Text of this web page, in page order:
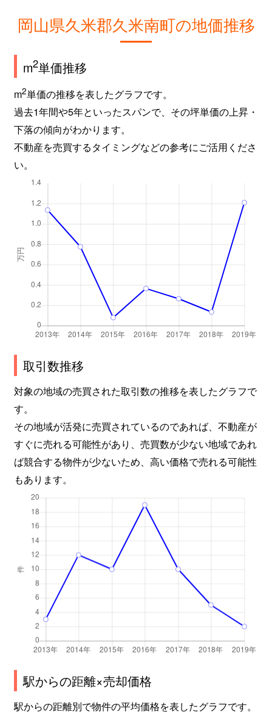
岡山県久米郡久米南町の地価推移
m2単価推移
m2単価の推移を表したグラフです。
過去1年間や5年といったスパンで、その坪単価の上昇・
下落の傾向がわかります。
不動産を売買するタイミングなどの参考にご活用くださ
い。
取引数推移
対象の地域の売買された取引数の推移を表したグラフで
す。
その地域が活発に売買されているのであれば、不動産が
すぐに売れる可能性があり、売買数が少ない地域であれ
ば競合する物件が少ないため、高い価格で売れる可能性
もあります。
駅からの距離×売却価格
駅からの距離別で物件の平均価格を表したグラフです。